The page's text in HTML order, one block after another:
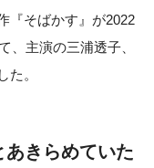
『そばかす』が2022
、主演の三浦透子、
た。
きらめていた